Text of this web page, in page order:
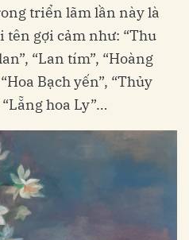
triển lãm lần này là
gợi cảm như: “Thu
“Lan tím”, “Hoàng
Bạch yến”, “Thủy
hoa Ly”…